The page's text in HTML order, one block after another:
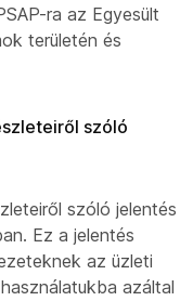
ra az Egyesült
területén és
szóló
szóló jelentése
Ez a jelentés
az üzleti
azáltal,